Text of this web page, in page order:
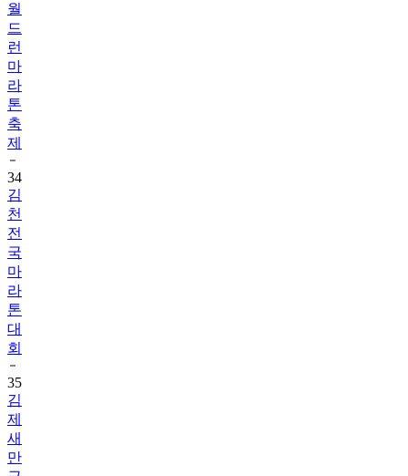
월
드
런
마
라
톤
축
제
34
김
천
전
국
마
라
톤
대
회
35
김
제
새
만